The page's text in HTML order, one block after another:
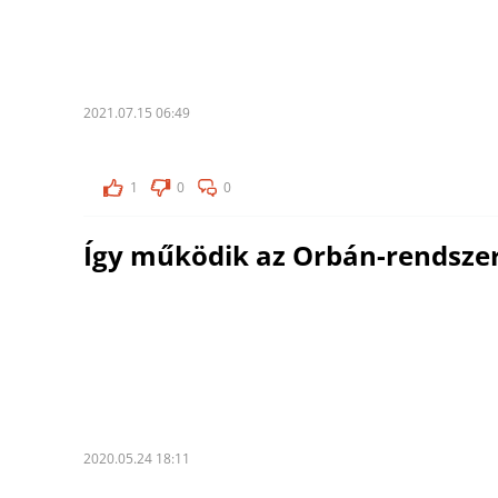
2021.07.15 06:49
1 0 0
Így működik az Orbán-
2020.05.24 18:11